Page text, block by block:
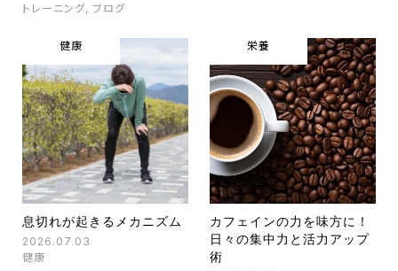
トレーニング, ブログ
健康
息切れが起きるメカニズム
2026.07.03
健康
栄養
カフェインの力を味方に！
日々の集中力と活力アップ
術